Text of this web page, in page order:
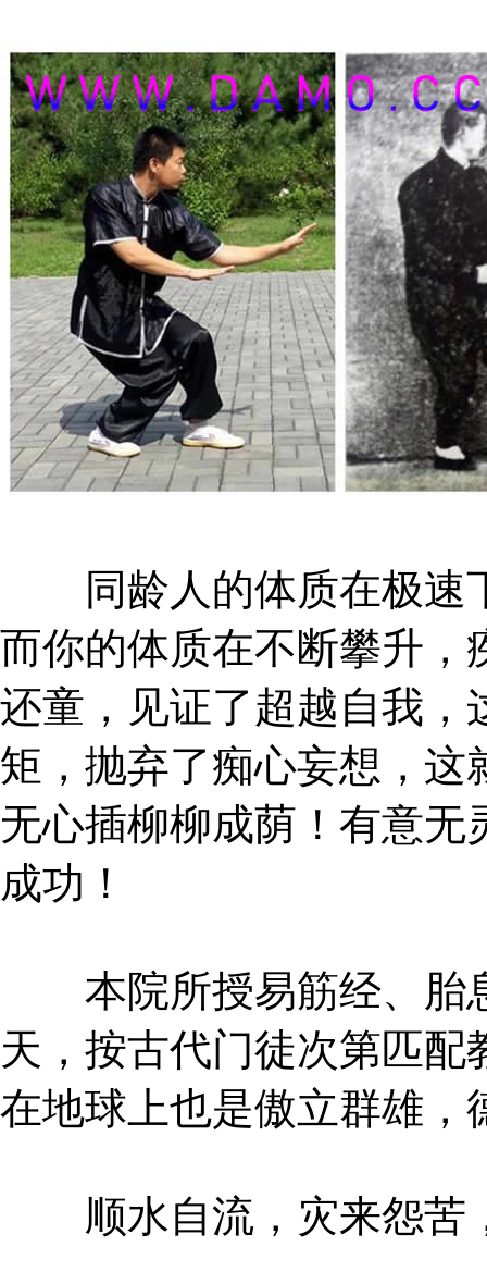
同龄人的体质在极速
而你的体质在不断攀升，
还童，见证了超越自我，
矩，抛弃了痴心妄想，这
无心插柳柳成荫！有意
成功！
本院所授易筋经、胎
天，按古代门徒次第匹
在地球上也是傲立群雄，
顺水自流，灾来怨苦